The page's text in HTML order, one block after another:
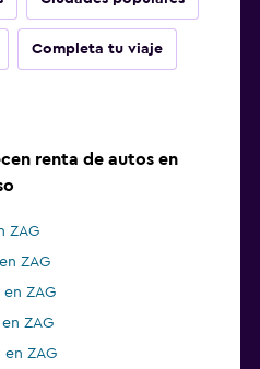
Completa tu viaje
renta de autos en
ZAG
ZAG
ZAG
ZAG
ZAG